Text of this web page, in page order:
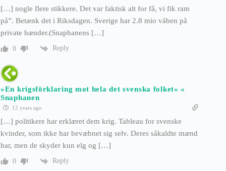
[…] nogle flere stikkere. Det var faktisk alt for få, vi fik ram
på”. Betænk det i Riksdagen. Sverige har 2.8 mio våben på
private hænder.(Snaphanens […]
0 Reply
»En krigsförklaring mot hela det svenska folket« «
Snaphanen
12 years ago
[…] politikere har erklæret dem krig. Tableau for svenske
kvinder, som ikke har bevæbnet sig selv. Deres såkaldte mænd
har, men de skyder kun elg og […]
0 Reply